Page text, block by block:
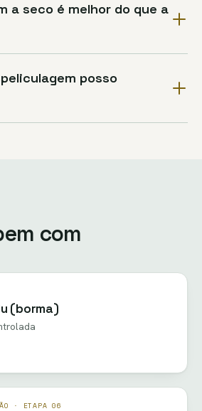
a seco é melhor do que a
posso
com
(borma)
· ETAPA 06